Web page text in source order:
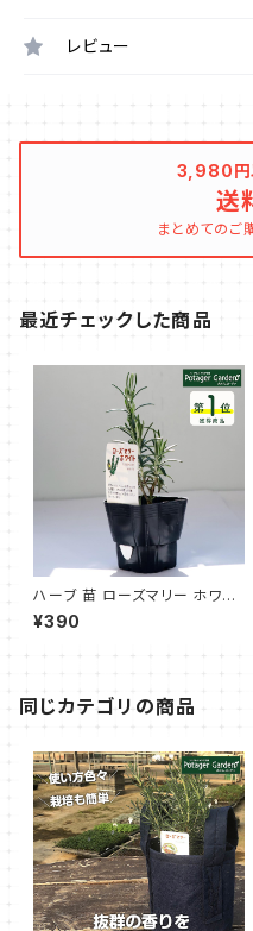
レビュー
3,980円
送
まとめてのご
最近チェックした商品
ハーブ 苗 ローズマリー ホワイ
ト
¥390
同じカテゴリの商品